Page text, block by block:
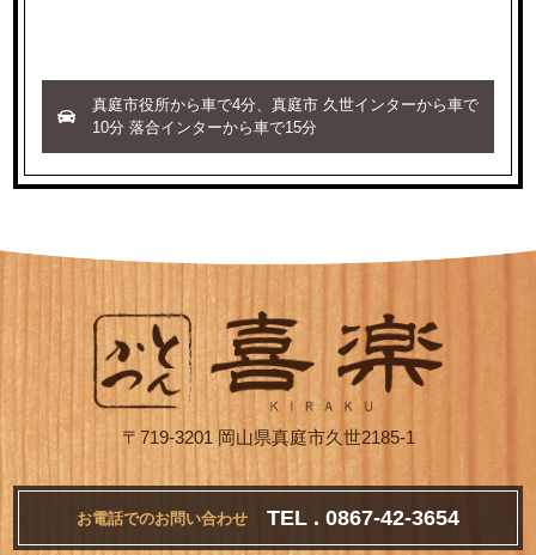
真庭市役所から車で4分、真庭市 久世インターから車で
10分 落合インターから車で15分
〒719-3201 岡山県真庭市久世2185-1
お電話でのお問い合わせ TEL . 0867-42-3654